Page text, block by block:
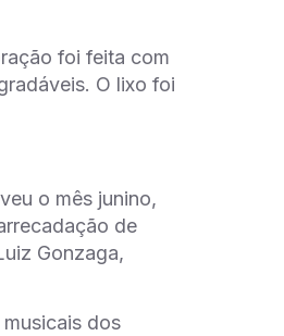
foi feita com
O lixo foi
o mês junino,
de
Gonzaga,
dos